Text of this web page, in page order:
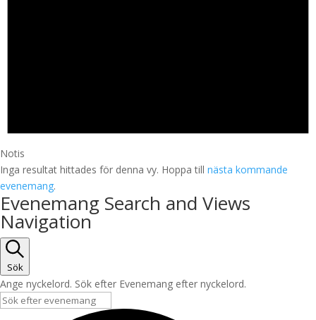
Notis
Inga resultat hittades för denna vy. Hoppa till nästa kommande
evenemang.
Evenemang Search and Views
Navigation
Sök
Ange nyckelord. Sök efter Evenemang efter nyckelord.